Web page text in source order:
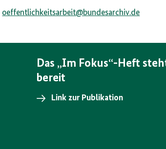
oeffentlichkeitsarbeit@bundesarchiv.de
Das „Im Fokus“-Heft
bereit
Link zur Publikation